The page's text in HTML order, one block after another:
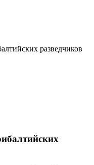
разведчиков